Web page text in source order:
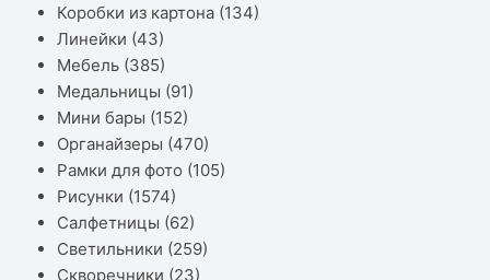
Коробки из картона (134)
Линейки (43)
Мебель (385)
Медальницы (91)
Мини бары (152)
Органайзеры (470)
Рамки для фото (105)
Рисунки (1574)
Салфетницы (62)
Светильники (259)
Скворечники (23)